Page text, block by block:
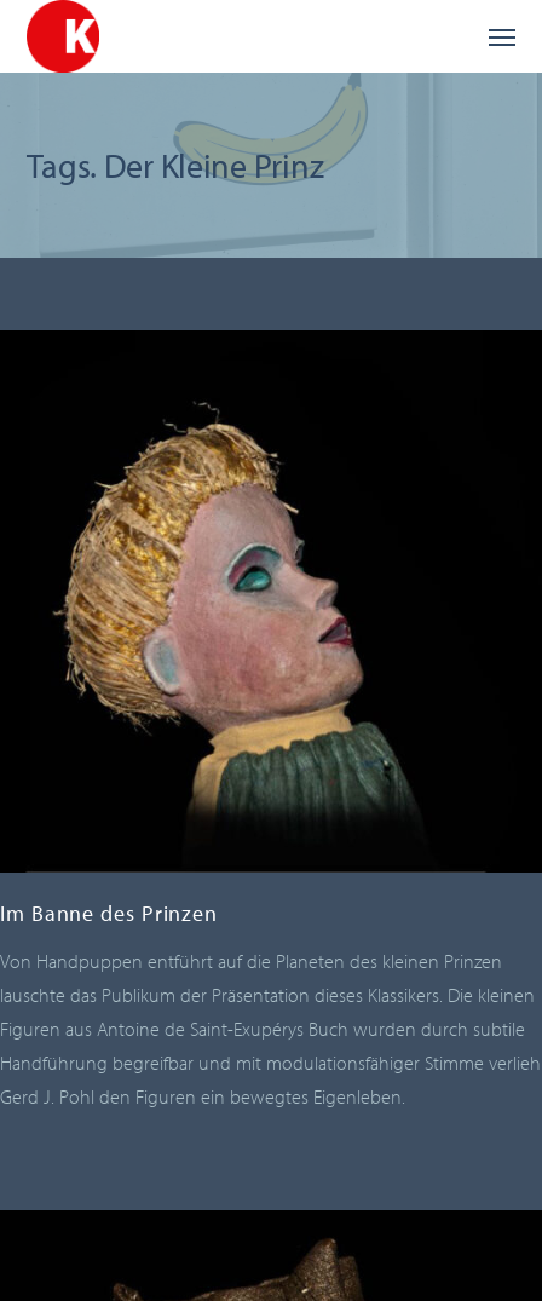
Tags. Der Kleine Prinz
Im Banne des Prinzen
Von Handpuppen entführt auf die Planeten des kleinen Prinzen
lauschte das Publikum der Präsentation dieses Klassikers. Die kleinen
Figuren aus Antoine de Saint-Exupérys Buch wurden durch subtile
Handführung begreifbar und mit modulationsfähiger Stimme verlieh
Gerd J. Pohl den Figuren ein bewegtes Eigenleben.